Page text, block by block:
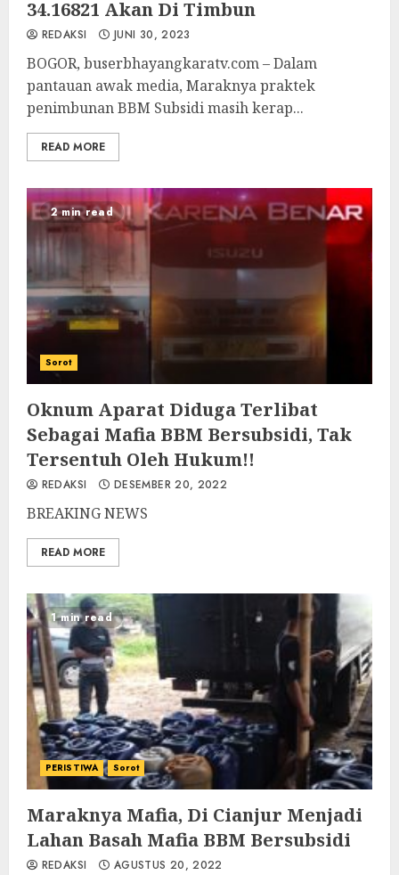
34.16821 Akan Di Timbun
REDAKSI JUNI 30, 2023
BOGOR, buserbhayangkaratv.com – Dalam
pantauan awak media, Maraknya praktek
penimbunan BBM Subsidi masih kerap...
READ MORE
2 min read
Sorot
Oknum Aparat Diduga Terlibat
Sebagai Mafia BBM Bersubsidi, Tak
Tersentuh Oleh Hukum!!
REDAKSI DESEMBER 20, 2022
BREAKING NEWS
READ MORE
1 min read
PERISTIWA Sorot
Maraknya Mafia, Di Cianjur Menjadi
Lahan Basah Mafia BBM Bersubsidi
REDAKSI AGUSTUS 20, 2022